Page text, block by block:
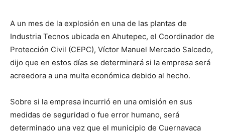
A un mes de la explosión en una de las plantas de
Industria Tecnos ubicada en Ahutepec, el Coordinador de
Protección Civil (CEPC), Víctor Manuel Mercado Salcedo,
dijo que en estos días se determinará si la empresa será
acreedora a una multa económica debido al hecho.
Sobre si la empresa incurrió en una omisión en sus
medidas de seguridad o fue error humano, será
determinado una vez que el municipio de Cuernavaca